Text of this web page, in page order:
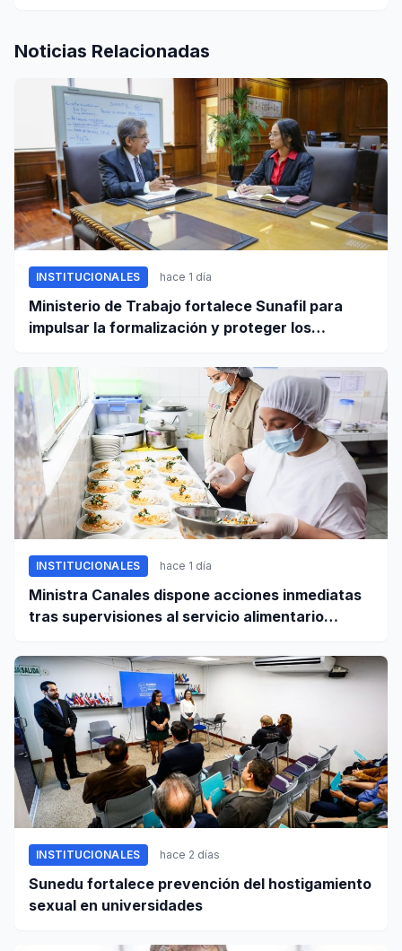
Noticias Relacionadas
INSTITUCIONALES hace 1 día
Ministerio de Trabajo fortalece Sunafil para
impulsar la formalización y proteger los
INSTITUCIONALES hace 1 día
Ministra Canales dispone acciones inmediatas
tras supervisiones al servicio alimentario
INSTITUCIONALES hace 2 días
Sunedu fortalece prevención del hostigamiento
sexual en universidades